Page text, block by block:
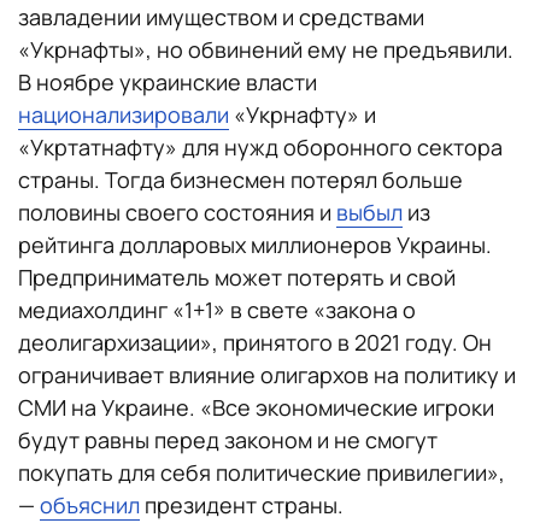
завладении имуществом и средствами
«Укрнафты», но обвинений ему не предъявили.
В ноябре украинские власти
национализировали «Укрнафту» и
«Укртатнафту» для нужд оборонного сектора
страны. Тогда бизнесмен потерял больше
половины своего состояния и выбыл из
рейтинга долларовых миллионеров Украины.
Предприниматель может потерять и свой
медиахолдинг «1+1» в свете «закона о
деолигархизации», принятого в 2021 году. Он
ограничивает влияние олигархов на политику и
СМИ на Украине. «Все экономические игроки
будут равны перед законом и не смогут
покупать для себя политические привилегии»,
— объяснил президент страны.